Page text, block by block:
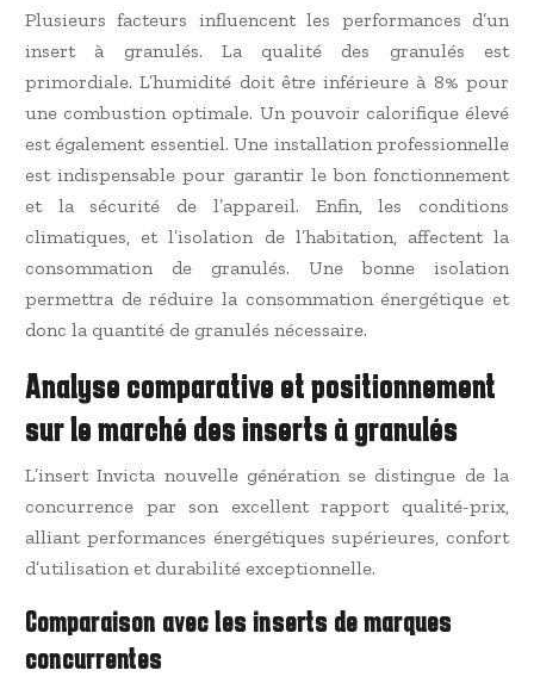
Plusieurs facteurs influencent les performances d’un
insert à granulés. La qualité des granulés est
primordiale. L’humidité doit être inférieure à 8% pour
une combustion optimale. Un pouvoir calorifique élevé
est également essentiel. Une installation professionnelle
est indispensable pour garantir le bon fonctionnement
et la sécurité de l’appareil. Enfin, les conditions
climatiques, et l’isolation de l’habitation, affectent la
consommation de granulés. Une bonne isolation
permettra de réduire la consommation énergétique et
donc la quantité de granulés nécessaire.
Analyse comparative et positionnement
sur le marché des inserts à granulés
L’insert Invicta nouvelle génération se distingue de la
concurrence par son excellent rapport qualité-prix,
alliant performances énergétiques supérieures, confort
d’utilisation et durabilité exceptionnelle.
Comparaison avec les inserts de marques
concurrentes